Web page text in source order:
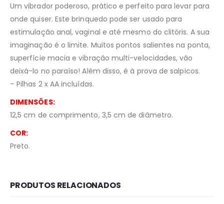
Um vibrador poderoso, prático e perfeito para levar para
onde quiser. Este brinquedo pode ser usado para
estimulação anal, vaginal e até mesmo do clitóris. A sua
imaginação é o limite. Muitos pontos salientes na ponta,
superfície macia e vibração multi-velocidades, vão
deixá-lo no paraíso! Além disso, é à prova de salpicos.
– Pilhas 2 x AA incluídas.
DIMENSÕES:
12,5 cm de comprimento, 3,5 cm de diâmetro.
COR:
Preto.
PRODUTOS RELACIONADOS